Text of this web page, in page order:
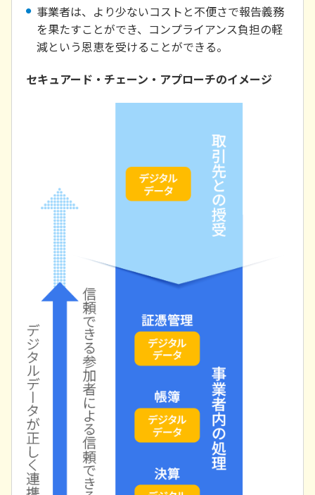
事業者は、より少ないコストと不便さで報告義務
を果たすことができ、コンプライアンス負担の軽
減という恩恵を受けることができる。
セキュアード・チェーン・アプローチのイメージ